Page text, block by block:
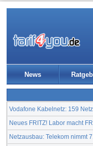
News
Vodafone Kabelnetz: 159
Neues FRITZ! Labor macht
Netzausbau: Telekom nimmt